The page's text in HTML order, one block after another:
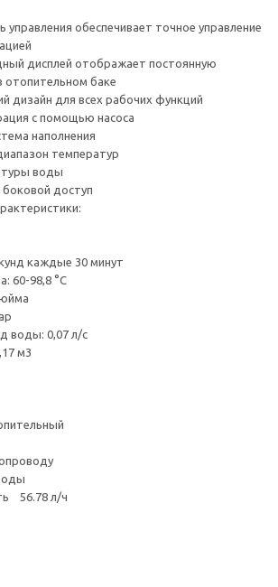
обеспечивает точное управление
дисплей отображает постоянную
отопительном баке
дизайн для всех рабочих функций
с помощью насоса
наполнения
температур
воды
доступ
каждые 30 минут
60-98,8 °С
воды: 0,07 л/с
м3
56.78 л/ч